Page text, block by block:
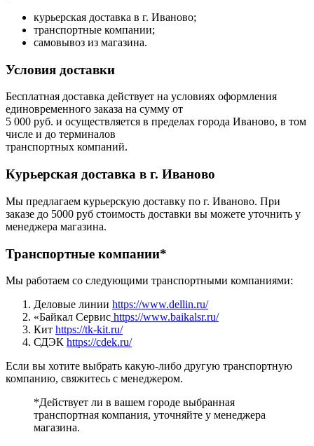
курьерская доставка в г. Иваново;
транспортные компании;
самовывоз из магазина.
Условия доставки
Бесплатная доставка действует на условиях оформления
единовременного заказа на сумму от
5 000 руб. и осуществляется в пределах города Иваново, в том
числе и до терминалов
транспортных компаний.
Курьерская доставка в г. Иваново
Мы предлагаем курьерскую доставку по г. Иваново. При
заказе до 5000 руб стоимость доставки вы можете уточнить у
менеджера магазина.
Транспортные компании*
Мы работаем со следующими транспортными компаниями:
Деловые линии https://www.dellin.ru/
«Байкал Сервис https://www.baikalsr.ru/
Кит https://tk-kit.ru/
СДЭК https://cdek.ru/
Если вы хотите выбрать какую-либо другую транспортную
компанию, свяжитесь с менеджером.
*Действует ли в вашем городе выбранная
транспортная компания, уточняйте у менеджера
магазина.